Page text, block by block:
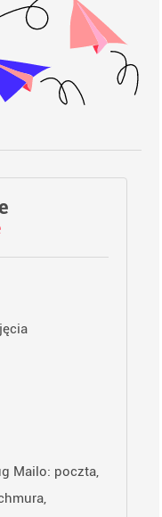
Mailo: poczta,